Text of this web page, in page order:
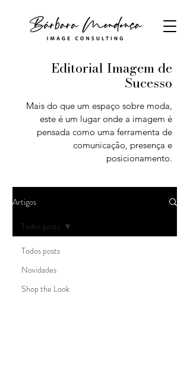
Editorial Imagem de
Sucesso
Mais do que um espaço sobre moda,
este é um lugar onde a imagem é
pensada como uma ferramenta de
comunicação, presença e
posicionamento.
Artigos
Todos posts
Novidades
Shop the Look
Todos posts